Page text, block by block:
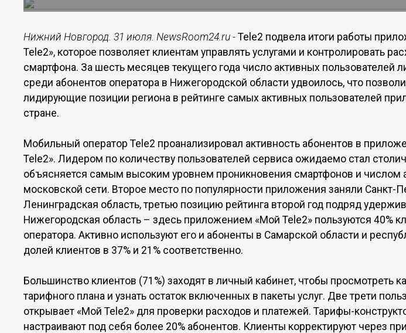
Нижний Новгород. 31 июля. NewsRoom24.ru -Tele2 подвела итоги работы
Tele2», которое позволяет клиентам управлять услугами и контролировать
смартфона. За шесть месяцев текущего года число активных пользователей
среди абонентов оператора в Нижегородской области удвоилось, что
лидирующие позиции региона в рейтинге самых активных пользователей
стране.
Мобильный оператор Tele2 проанализировал активность абонентов в
Tele2». Лидером по количеству пользователей сервиса ожидаемо стал
объясняется самым высоким уровнем проникновения смартфонов и числом
московской сети. Второе место по популярности приложения заняли Санкт-
Ленинградская область, третью позицию рейтинга второй год подряд
Нижегородская область – здесь приложением «Мой Tele2» пользуются 40%
оператора. Активно используют его и абоненты в Самарской области и
долей клиентов в 37% и 21% соответственно.
Большинство клиентов (71%) заходят в личный кабинет, чтобы просмотреть
тарифного плана и узнать остаток включенных в пакеты услуг. Две трети
открывает «Мой Tele2» для проверки расходов и платежей. Тарифы-
настраивают под себя более 20% абонентов. Клиенты корректируют через